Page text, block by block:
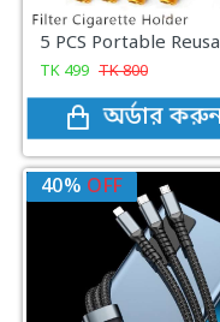
TK 499 TK800
অর্ডার করুন
40% OFF